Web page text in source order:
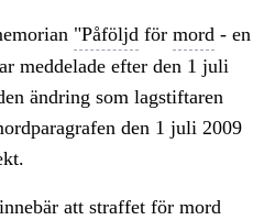
"Påföljd för mord - en
meddelade efter den 1 juli
ändring som lagstiftaren
den 1 juli 2009
att straffet för mord